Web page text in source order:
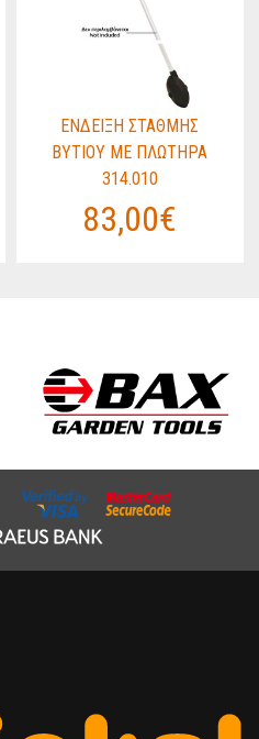
ΕΝΔΕΙΞΗ ΣΤΑΘΜΗΣ
ΒΥΤΙΟΥ ΜΕ ΠΛΩΤΗΡΑ
314.010
83,00€